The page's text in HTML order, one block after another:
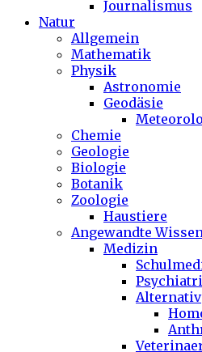
Journalismus
Natur
Allgemein
Mathematik
Physik
Astronomie
Geodäsie
Chemie
Geologie
Biologie
Botanik
Zoologie
Haustiere
Angewandte
Medizin
Alternativ